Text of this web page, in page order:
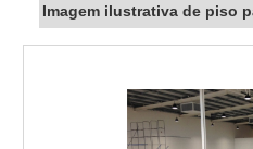
Imagem ilustrativa de piso